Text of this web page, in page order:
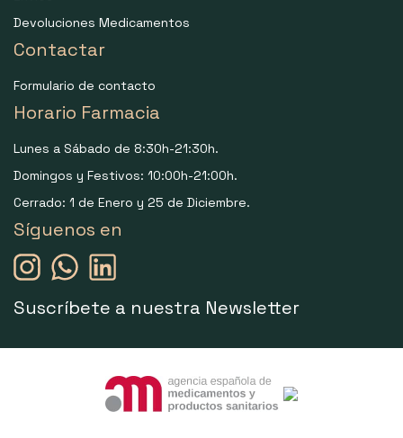
Devoluciones Medicamentos
Contactar
Formulario de contacto
Horario Farmacia
Lunes a Sábado de 8:30h-21:30h.
Domingos y Festivos: 10:00h-21:00h.
Cerrado: 1 de Enero y 25 de Diciembre.
Síguenos en
Suscríbete a nuestra Newsletter